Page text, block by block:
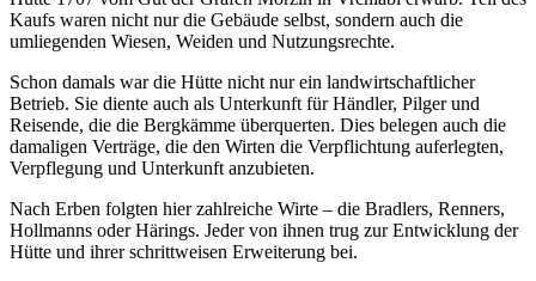
Kaufs waren nicht nur die Gebäude selbst, sondern auch die
umliegenden Wiesen, Weiden und Nutzungsrechte.
Schon damals war die Hütte nicht nur ein landwirtschaftlicher
Betrieb. Sie diente auch als Unterkunft für Händler, Pilger und
Reisende, die die Bergkämme überquerten. Dies belegen auch die
damaligen Verträge, die den Wirten die Verpflichtung auferlegten,
Verpflegung und Unterkunft anzubieten.
Nach Erben folgten hier zahlreiche Wirte – die Bradlers, Renners,
Hollmanns oder Härings. Jeder von ihnen trug zur Entwicklung der
Hütte und ihrer schrittweisen Erweiterung bei.